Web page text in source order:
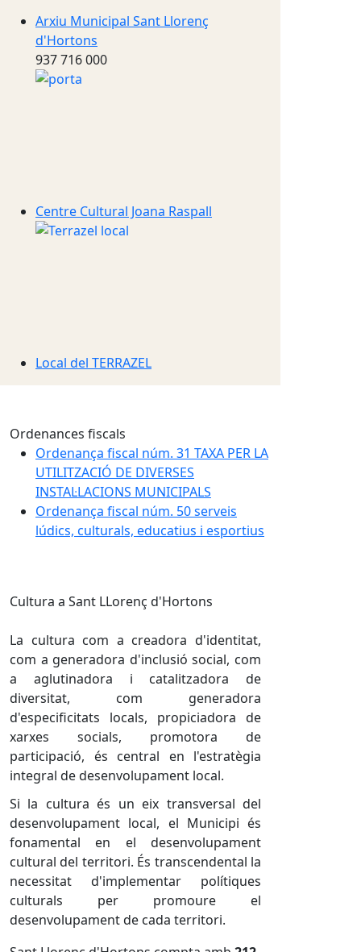
Arxiu Municipal Sant Llorenç
d'Hortons
937 716 000
Centre Cultural Joana Raspall
Local del TERRAZEL
Ordenances fiscals
Ordenança fiscal núm. 31 TAXA PER LA
UTILITZACIÓ DE DIVERSES
INSTAL·LACIONS MUNICIPALS
Ordenança fiscal núm. 50 serveis
lúdics, culturals, educatius i esportius
Cultura a Sant LLorenç d'Hortons
La cultura com a creadora d'identitat,
com a generadora d'inclusió social, com
a aglutinadora i catalitzadora de
diversitat, com generadora
d'especificitats locals, propiciadora de
xarxes socials, promotora de
participació, és central en l'estratègia
integral de desenvolupament local.
Si la cultura és un eix transversal del
desenvolupament local, el Municipi és
fonamental en el desenvolupament
cultural del territori. És transcendental la
necessitat d'implementar polítiques
culturals per promoure el
desenvolupament de cada territori.